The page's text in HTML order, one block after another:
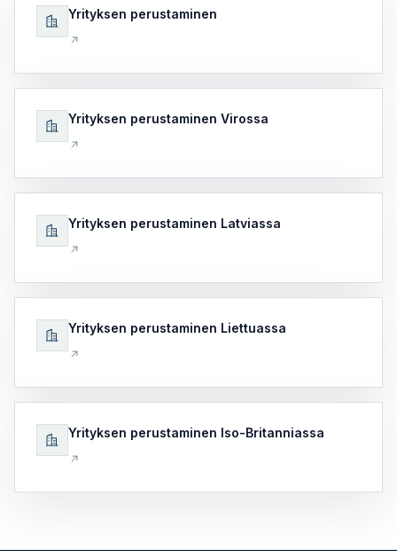
Yrityksen perustaminen
Yrityksen perustaminen Virossa
Yrityksen perustaminen Latviassa
Yrityksen perustaminen Liettuassa
Yrityksen perustaminen Iso-Britanniassa